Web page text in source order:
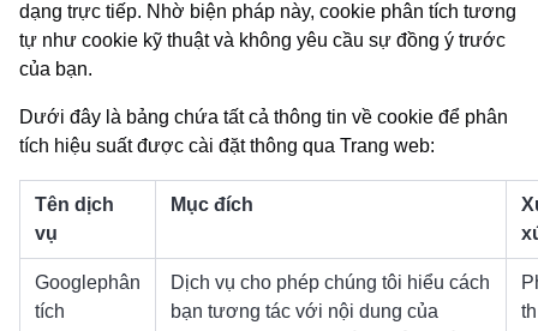
dạng trực tiếp. Nhờ biện pháp này, cookie phân tích tương
tự như cookie kỹ thuật và không yêu cầu sự đồng ý trước
của bạn.
Dưới đây là bảng chứa tất cả thông tin về cookie để phân
tích hiệu suất được cài đặt thông qua Trang web:
Tên dịch
vụ
Mục đích
Googlephân
tích
Dịch vụ cho phép chúng tôi hiểu cách
bạn tương tác với nội dung của